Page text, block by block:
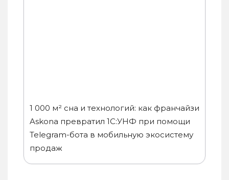
1 000 м² сна и технологий: как франчайзи
Askona превратил 1С:УНФ при помощи
Telegram-бота в мобильную экосистему
продаж